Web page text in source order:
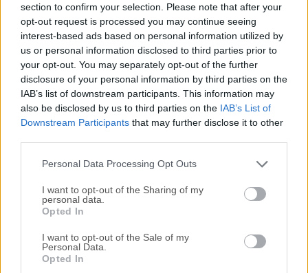
section to confirm your selection. Please note that after your
opt-out request is processed you may continue seeing
interest-based ads based on personal information utilized by
us or personal information disclosed to third parties prior to
your opt-out. You may separately opt-out of the further
disclosure of your personal information by third parties on the
IAB’s list of downstream participants. This information may
also be disclosed by us to third parties on the IAB’s List of
Downstream Participants that may further disclose it to other
Personal Data Processing Opt Outs
I want to opt-out of the Sharing of my
personal data.
Opted In
I want to opt-out of the Sale of my
Personal Data.
Opted In
Todas las versiones antiguas distribuidas en nuestro
sitio web son completamente libres de virus y están
disponibles para su descarga sin costo alguno.
Nos encantaría saber de ti
Si tienes alguna pregunta o idea que desees compartir